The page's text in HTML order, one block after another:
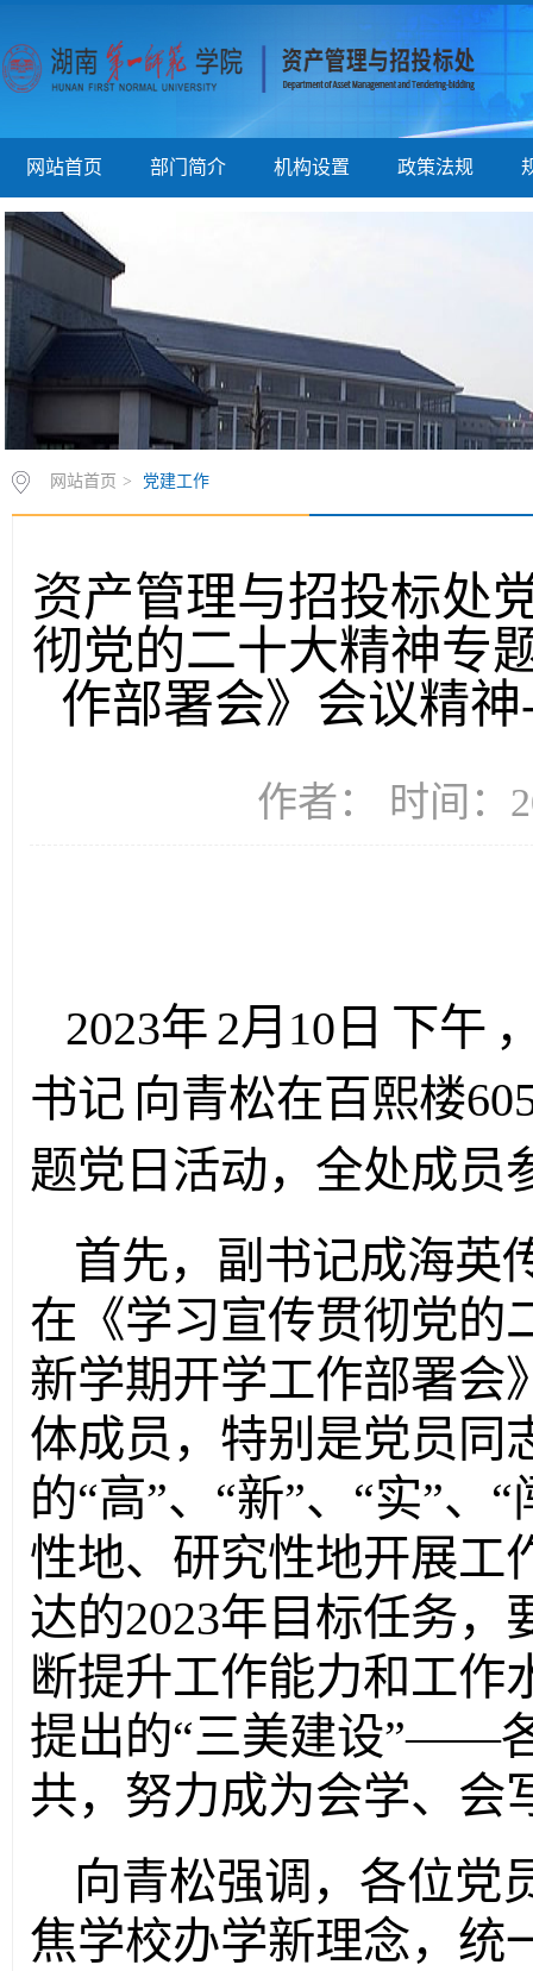
网站首页 部门简介 机构设置 政策法规
网站首页 > 党建工作
资产管理与招投标处
彻党的二十大精神专
作部署会》会议精
作者： 时间：
2023年 2月10日 下午
书记 向青松在百熙楼
题党日活动，全处成员
首先，副书记成海英
在《学习宣传贯彻党的
新学期开学工作部署会
体成员 ， 特别是党员同
的“高”、“新”、“实”、
性地、研究性地开展工
达的2023年 目标任务，
断提升工作能力和工作
提出的“三美建设”——各
共，努力成为会学、会
向青松强调，各位党
焦学校办学新理念， 统